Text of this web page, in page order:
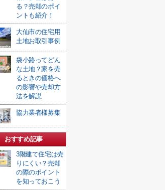
る？売却のポイ
ントも紹介！
大仙市の住宅用
土地お取引事例
袋小路ってどん
な土地？家を売
るときの価格へ
の影響や売却方
法を解説
協力業者様募集
おすすめ記事
3階建て住宅は売
りにくい？売却
の際のポイント
を知っておこう